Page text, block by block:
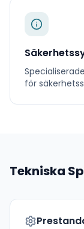
Specialiserade
för
Tekniska